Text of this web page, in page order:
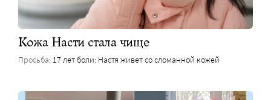
Кожа Насти стала чище
Просьба: 17 лет боли: Настя живет со сломанной кожей